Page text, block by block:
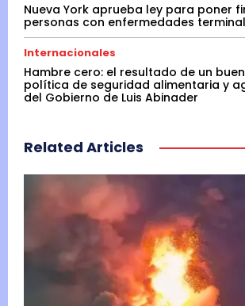
Nueva York aprueba ley para poner
personas con enfermedades
Internacionales
Hambre cero: el resultado de un
política de seguridad alimentaria y
del Gobierno de Luis Abinader
Related Articles